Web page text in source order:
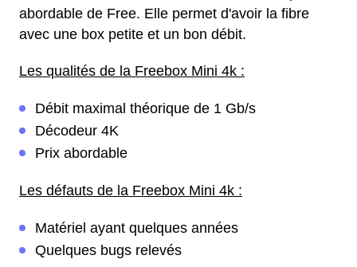
abordable de Free. Elle permet d'avoir la fibre
avec une box petite et un bon débit.
Les qualités de la Freebox Mini 4k :
Débit maximal théorique de 1 Gb/s
Décodeur 4K
Prix abordable
Les défauts de la Freebox Mini 4k :
Matériel ayant quelques années
Quelques bugs relevés